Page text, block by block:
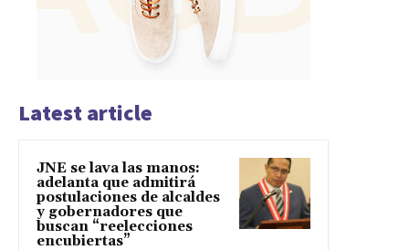
Latest article
JNE se lava las manos:
adelanta que admitirá
postulaciones de alcaldes
y gobernadores que
buscan “reelecciones
encubiertas”